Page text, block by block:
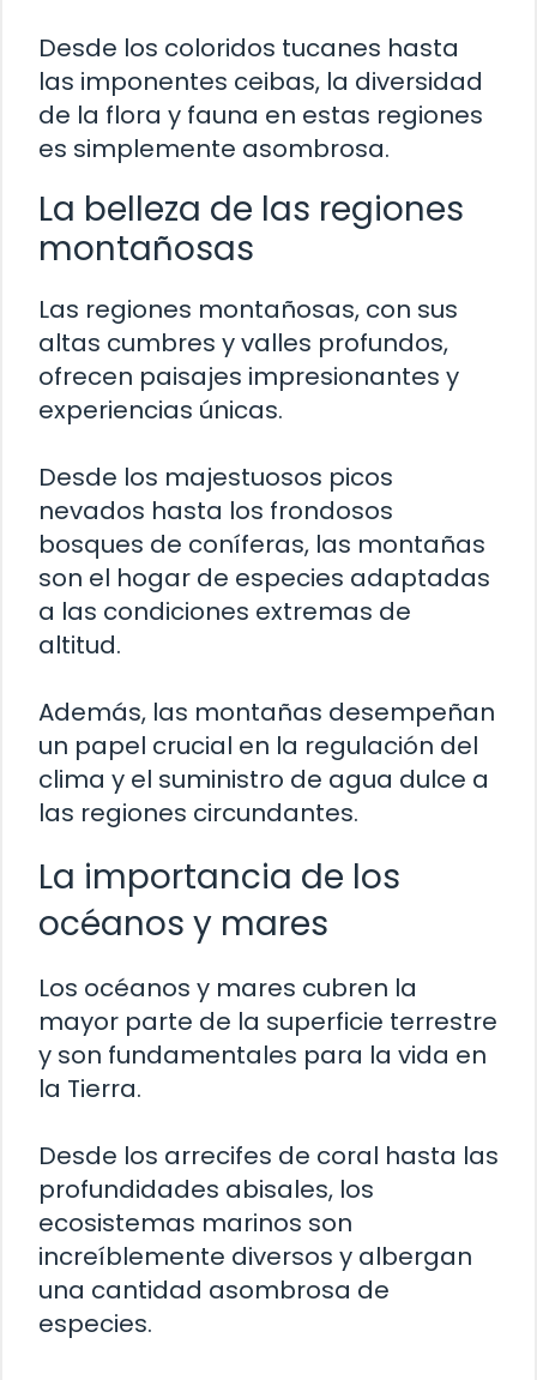
Desde los coloridos tucanes hasta
las imponentes ceibas, la diversidad
de la flora y fauna en estas regiones
es simplemente asombrosa.
La belleza de las regiones
montañosas
Las regiones montañosas, con sus
altas cumbres y valles profundos,
ofrecen paisajes impresionantes y
experiencias únicas.
Desde los majestuosos picos
nevados hasta los frondosos
bosques de coníferas, las montañas
son el hogar de especies adaptadas
a las condiciones extremas de
altitud.
Además, las montañas desempeñan
un papel crucial en la regulación del
clima y el suministro de agua dulce a
las regiones circundantes.
La importancia de los
océanos y mares
Los océanos y mares cubren la
mayor parte de la superficie terrestre
y son fundamentales para la vida en
la Tierra.
Desde los arrecifes de coral hasta las
profundidades abisales, los
ecosistemas marinos son
increíblemente diversos y albergan
una cantidad asombrosa de
especies.